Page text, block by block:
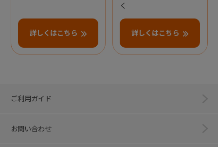
詳しくはこちら
く
詳しくはこちら
ご利用ガイド
お問い合わせ